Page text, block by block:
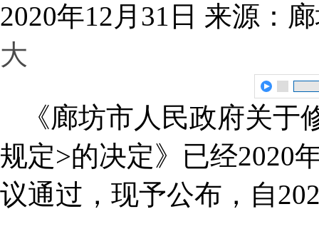
2020年12月31日 来源：
大
《廊坊市人民政府关
规定>的决定》已经2020
议通过，现予公布，自